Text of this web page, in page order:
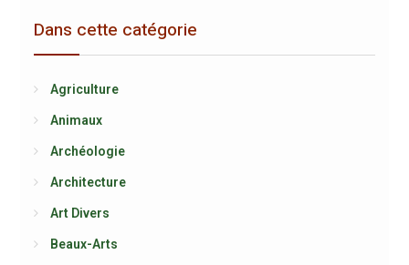
Dans cette catégorie
Agriculture
Animaux
Archéologie
Architecture
Art Divers
Beaux-Arts